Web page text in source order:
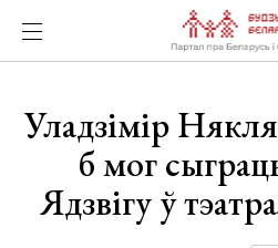
Уладзімір
б мог
Ядзвігу ў